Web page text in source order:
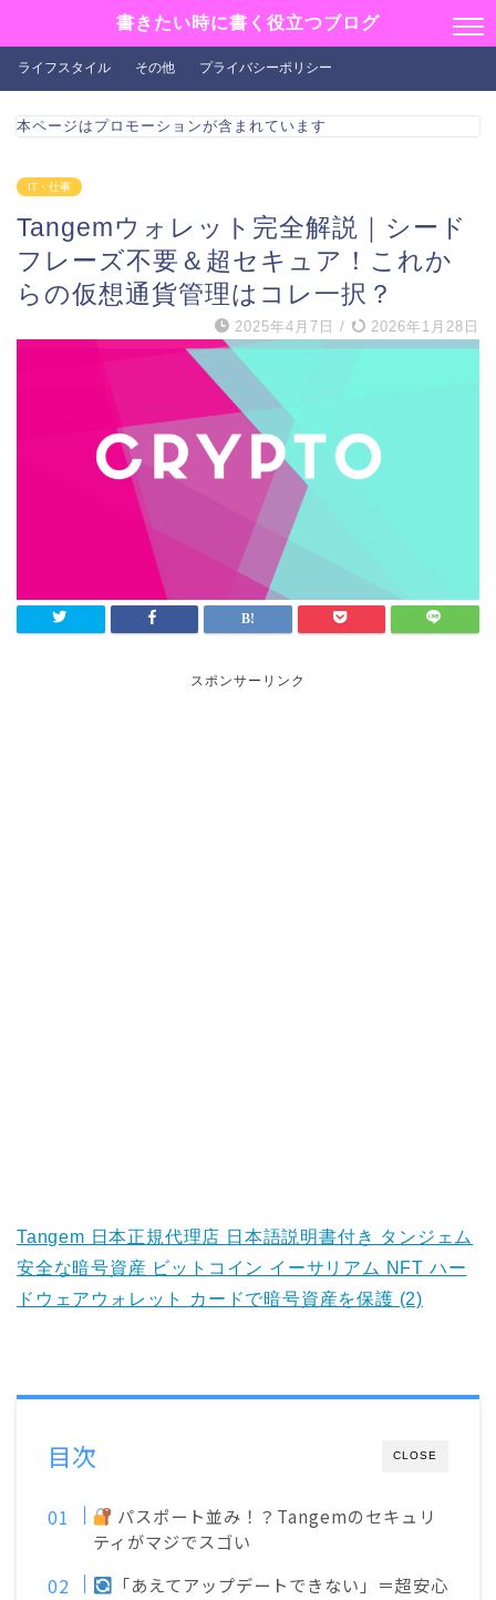
書きたい時に書く役立つブログ
ライフスタイル その他 プライバシーポリシー
本ページはプロモーションが含まれています
IT・仕事
Tangemウォレット完全解説｜シード
フレーズ不要＆超セキュア！これか
らの仮想通貨管理はコレ一択？
2025年4月7日 / 2026年1月28日
スポンサーリンク
Tangem 日本正規代理店 日本語説明書付き タンジェム
安全な暗号資産 ビットコイン イーサリアム NFT ハー
ドウェアウォレット カードで暗号資産を保護 (2)
CLOSE
目次
パスポート並み！？Tangemのセキュリ
ティがマジでスゴい
「あえてアップデートできない」＝超安心